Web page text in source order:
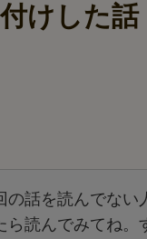
付けした話
の話を読んでない
ら読んでみてね。